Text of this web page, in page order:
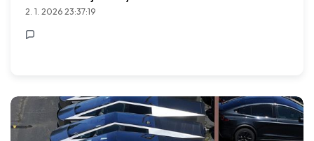
2. 1. 2026 23:37:19